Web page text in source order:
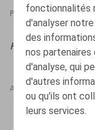
fonctionnalités
d'analyser
des
nos
d'analyse, qui
d'autres
ou qu'ils ont
leurs services.
PRESSROOM
HR.square (online),
AUTEURS